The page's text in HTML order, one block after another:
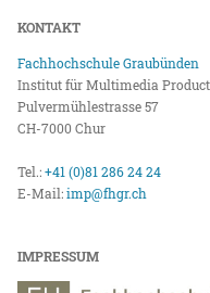
KONTAKT
Fachhochschule Graubünden
Institut für Multimedia
Pulvermühlestrasse 57
CH-7000 Chur
Tel.:+41 (0)81 286 24 24
E-Mail:imp@fhgr.ch
IMPRESSUM